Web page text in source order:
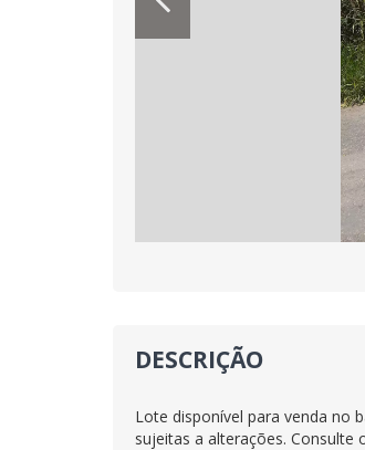
DESCRIÇÃO
Lote disponível para venda no
sujeitas a alterações. Consulte